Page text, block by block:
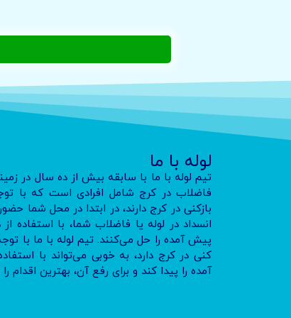
لوله با ما
تیم لوله با ما با سابقه بیش از ده سال در
فاضلاب در کرج شامل افرادی است که با
بازکنی در کرج دارند، در ابتدا در محل شما
انسداد در لوله یا فاضلاب شما، با
پیش آمده را حل می‌کنند. تیم لوله با ما با
کنی در کرج دارد، به خوبی می‌تواند با
آمده را پیدا کند و برای رفع آن، بهترین اقدام